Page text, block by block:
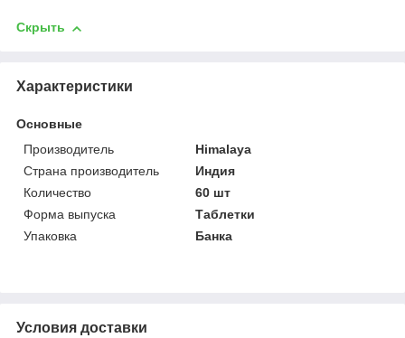
Скрыть
Характеристики
Основные
Производитель
Himalaya
Страна производитель
Индия
Количество
60 шт
Форма выпуска
Таблетки
Упаковка
Банка
Условия доставки